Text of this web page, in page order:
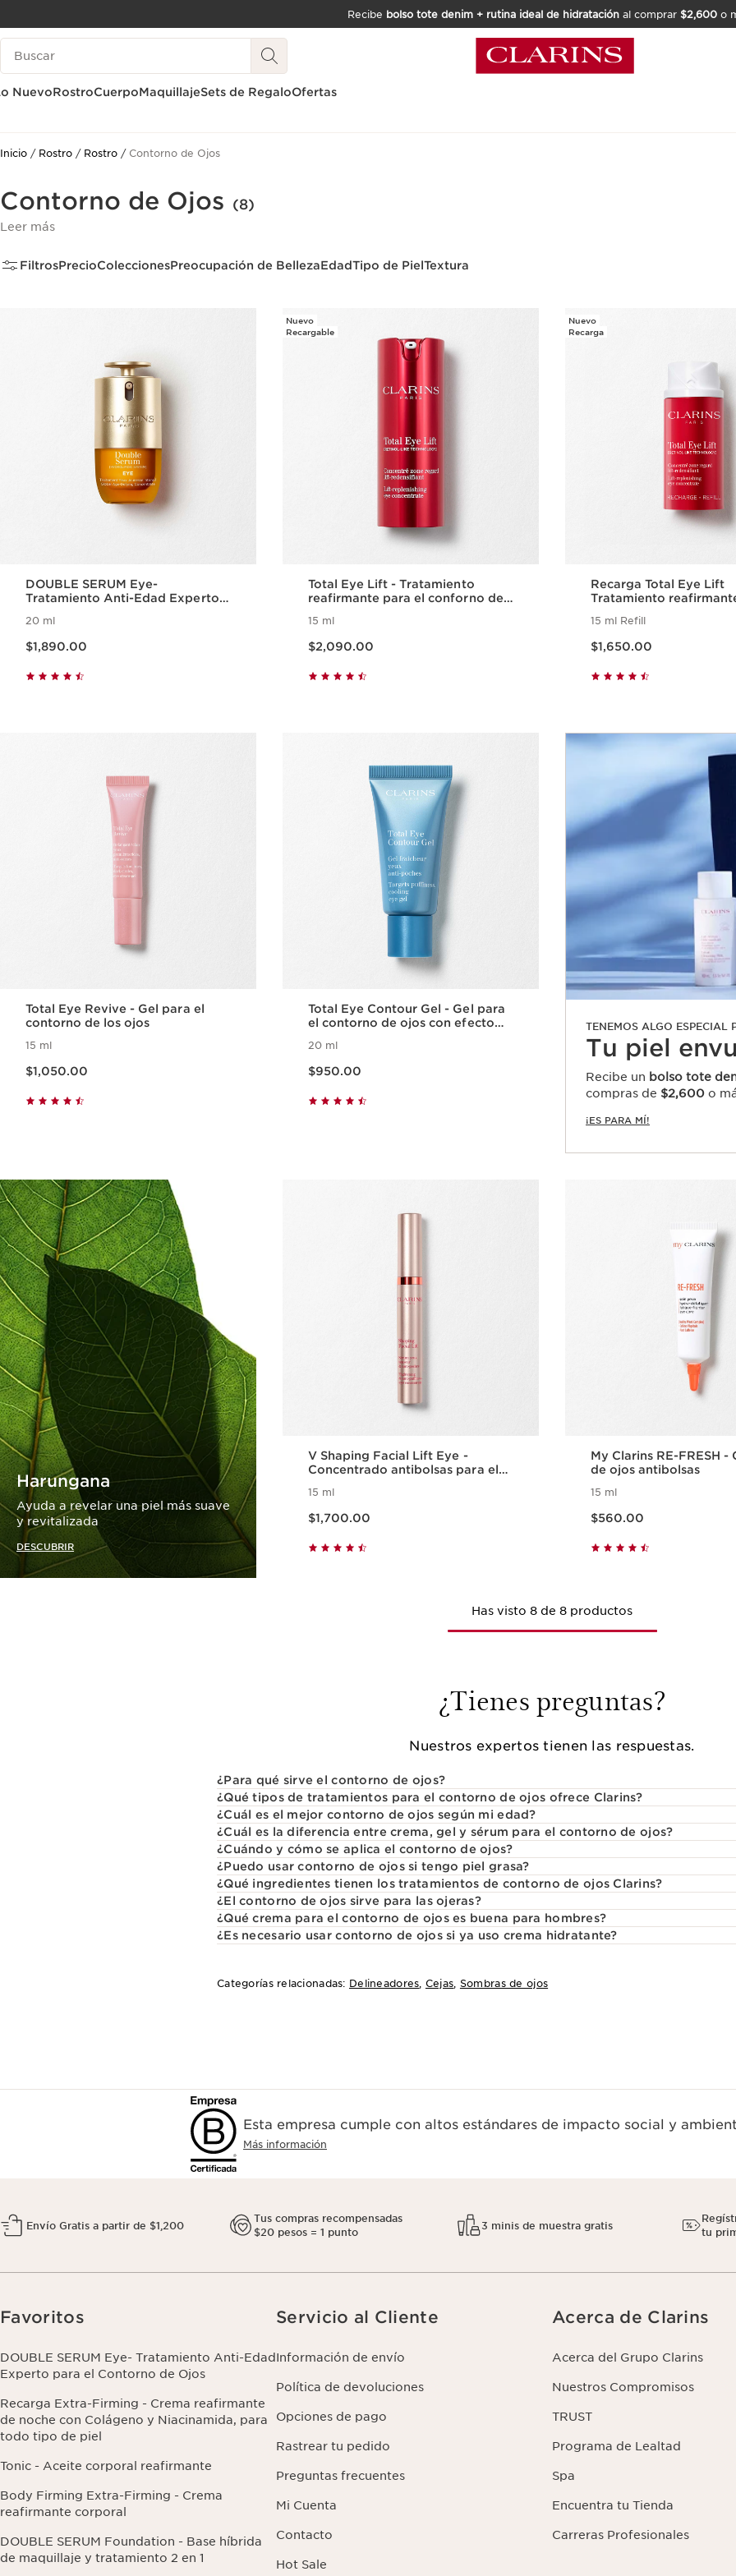
IR AL CONTENIDO
Recibe bolso tote denim + rutina ideal de hidratación al comprar $2,600 o
Buscar
NuevoRostroCuerpoMaquillajeSets de RegaloOfertas
Inicio Rostro Rostro Contorno de Ojos
Contorno de Ojos (8)
Leer más
FiltrosPrecioColeccionesPreocupación de BellezaEdadTipo de PielTextura
DOUBLE SERUM Eye-
Tratamiento Anti-Edad Experto
20 ml
$1,890.00
Nuevo
Recargable
Total Eye Lift - Tratamiento
reafirmante para el conforno de
15 ml
$2,090.00
Nuevo
Recarga
Recarga Total Eye Lift
Tratamiento
15 ml Refill
$1,650.00
Total Eye Revive - Gel para el
contorno de los ojos
15 ml
$1,050.00
Total Eye Contour Gel - Gel para
el contorno de ojos con efecto
20 ml
$950.00
TENEMOS ALGO ESPECIAL
Tu piel
Recibe un bolso tote
compras de $2,600 o
¡ES PARA MÍ!
Harungana
Ayuda a revelar una piel más suave
y revitalizada
DESCUBRIR
V Shaping Facial Lift Eye -
Concentrado antibolsas para el
15 ml
$1,700.00
My Clarins RE-FRESH
de ojos antibolsas
15 ml
$560.00
Has visto 8 de 8 productos
¿Tienes preguntas?
Nuestros expertos tienen las respuestas.
¿Para qué sirve el contorno de ojos?
¿Qué tipos de tratamientos para el contorno de ojos ofrece Clarins?
¿Cuál es el mejor contorno de ojos según mi edad?
¿Cuál es la diferencia entre crema, gel y sérum para el contorno de ojos?
¿Cuándo y cómo se aplica el contorno de ojos?
¿Puedo usar contorno de ojos si tengo piel grasa?
¿Qué ingredientes tienen los tratamientos de contorno de ojos Clarins?
¿El contorno de ojos sirve para las ojeras?
¿Qué crema para el contorno de ojos es buena para hombres?
¿Es necesario usar contorno de ojos si ya uso crema hidratante?
Categorías relacionadas: Delineadores, Cejas, Sombras de ojos
Esta empresa cumple con altos estándares de impacto social y
Más información
Envío Gratis a partir de $1,200
Tus compras recompensadas
$20 pesos = 1 punto
3 minis de muestra gratis
tu
Favoritos
DOUBLE SERUM Eye- Tratamiento Anti-Edad
Experto para el Contorno de Ojos
Recarga Extra-Firming - Crema reafirmante
de noche con Colágeno y Niacinamida, para
todo tipo de piel
Tonic - Aceite corporal reafirmante
Body Firming Extra-Firming - Crema
reafirmante corporal
DOUBLE SERUM Foundation - Base híbrida
de maquillaje y tratamiento 2 en 1
Servicio al Cliente
Información de envío
Política de devoluciones
Opciones de pago
Rastrear tu pedido
Preguntas frecuentes
Mi Cuenta
Contacto
Hot Sale
Acerca de Clarins
Acerca del Grupo Clarins
Nuestros Compromisos
TRUST
Programa de Lealtad
Spa
Encuentra tu Tienda
Carreras Profesionales